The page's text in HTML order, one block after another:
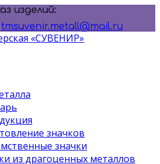
изделий:
tmsuvenir.metall@mail.ru
значков
значки
из драгоценных металлов